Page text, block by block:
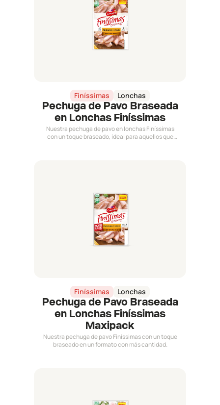
Finíssimas Lonchas
Pechuga de Pavo Braseada
en Lonchas Finíssimas
Nuestra pechuga de pavo en lonchas Finíssimas
con un toque braseado, ideal para aquellos que
Finíssimas Lonchas
Pechuga de Pavo Braseada
en Lonchas Finíssimas
Maxipack
Nuestra pechuga de pavo Finíssimas con un toque
braseado en un formato con más cantidad.